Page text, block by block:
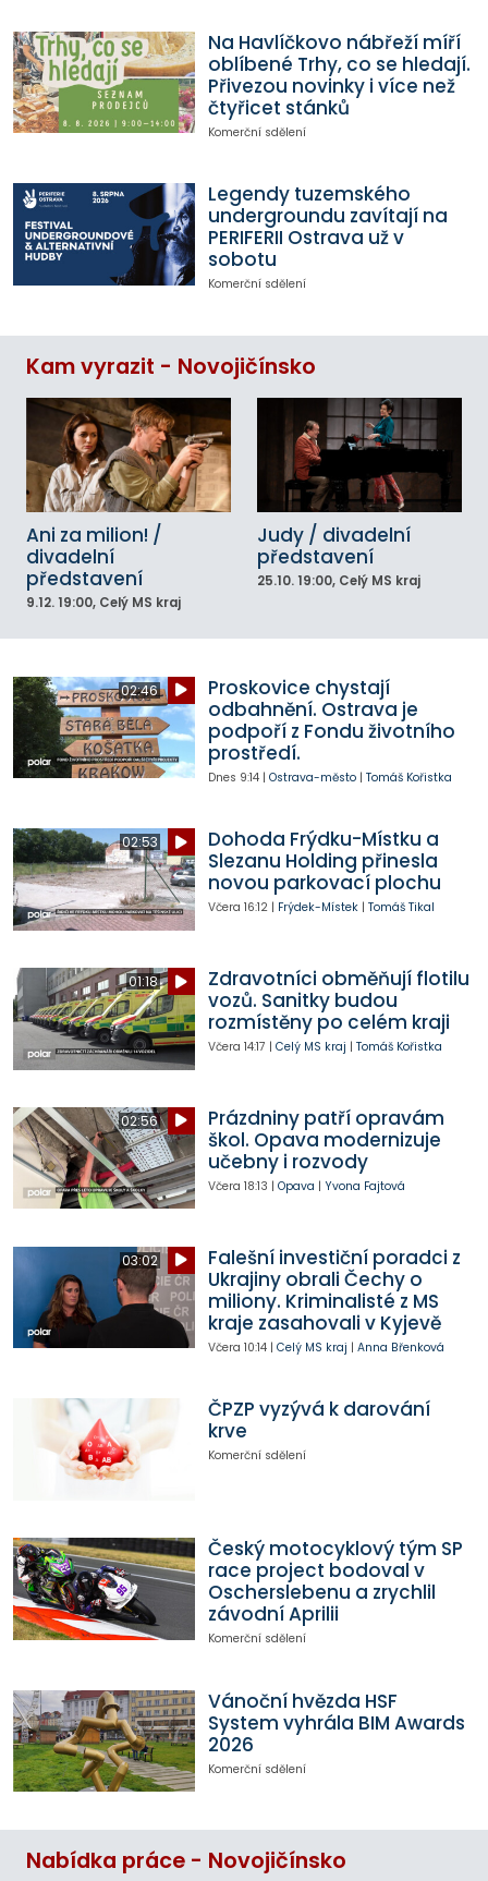
Na Havlíčkovo nábřeží míří
oblíbené Trhy, co se hledají.
Přivezou novinky i více než
čtyřicet stánků
Komerční sdělení
Legendy tuzemského
undergroundu zavítají na
PERIFERII Ostrava už v
sobotu
Komerční sdělení
Kam vyrazit - Novojičínsko
Ani za milion! /
divadelní
představení
9.12. 19:00, Celý MS kraj
Judy / divadelní
představení
25.10. 19:00, Celý MS kraj
02:46
Proskovice chystají
odbahnění. Ostrava je
podpoří z Fondu životního
prostředí.
Dnes 9:14| Ostrava-město| Tomáš Kořistka
02:53
Dohoda Frýdku-Místku a
Slezanu Holding přinesla
novou parkovací plochu
Včera 16:12| Frýdek-Místek| Tomáš Tikal
01:18
Zdravotníci obměňují flotilu
vozů. Sanitky budou
rozmístěny po celém kraji
Včera 14:17 | Celý MS kraj | Tomáš Kořistka
02:56
Prázdniny patří opravám
škol. Opava modernizuje
učebny i rozvody
Včera 18:13 | Opava | Yvona Fajtová
03:02
Falešní investiční poradci z
Ukrajiny obrali Čechy o
miliony. Kriminalisté z MS
kraje zasahovali v Kyjevě
Včera 10:14| Celý MS kraj | Anna Břenková
ČPZP vyzývá k darování
krve
Komerční sdělení
Český motocyklový tým SP
race project bodoval v
Oscherslebenu a zrychlil
závodní Aprilii
Komerční sdělení
Vánoční hvězda HSF
System vyhrála BIM Awards
2026
Komerční sdělení
Nabídka práce - Novojičínsko